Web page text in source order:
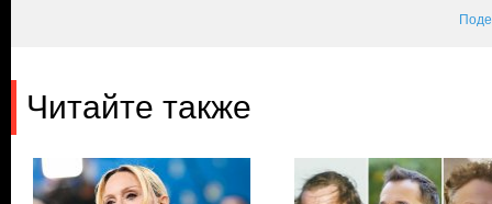
Читайте также